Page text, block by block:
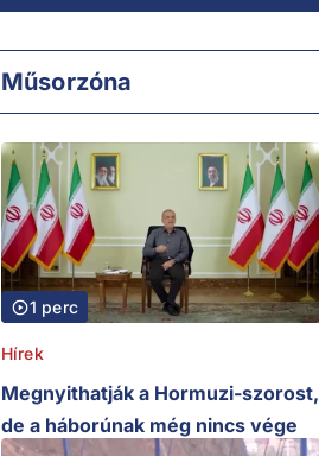
Műsorzóna
1 perc
Hírek
Megnyithatják a Hormuzi-szorost,
de a háborúnak még nincs vége